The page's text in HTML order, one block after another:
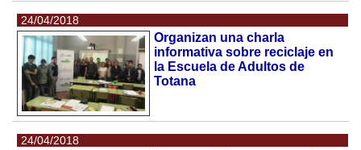
24/04/2018
Organizan una charla
informativa sobre reciclaje en
la Escuela de Adultos de
Totana
24/04/2018